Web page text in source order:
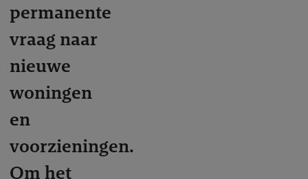
permanente
vraag naar
nieuwe
woningen
en
voorzieningen.
Om het